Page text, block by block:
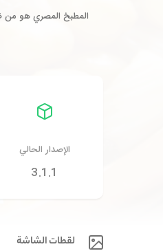
المطبخ المصري هو من
الإصدار الحالي
3.1.1
لقطات الشاشة